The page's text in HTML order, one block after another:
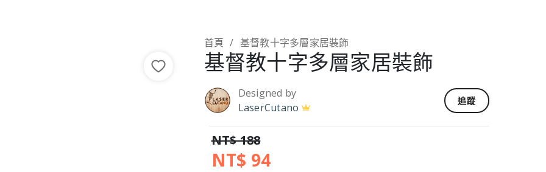
首頁 基督教十字多層家居裝飾
基督教十字多層家居裝飾
Designed by
LaserCutano
追蹤
NT$ 188
NT$ 94